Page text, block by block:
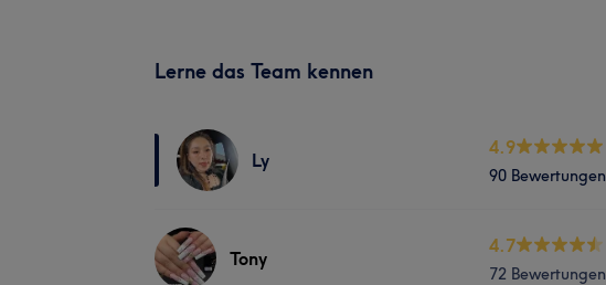
Lerne das Team kennen
Ly
4.9
90 Bewertungen
Tony
4.7
72 Bewertungen